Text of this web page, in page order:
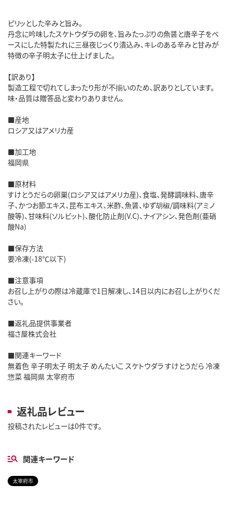
ピリッとした辛みと旨み。
丹念に吟味したスケトウダラの卵を、旨みたっぷりの魚醤と唐辛子をベ
ースにした特製たれに三昼夜じっくり漬込み、キレのある辛みと甘みが
特徴の辛子明太子に仕上げました。
【訳あり】
製造工程で切れてしまったり形が不揃いのため、訳ありとしています。
味・品質は贈答品と変わりありません。
■産地
ロシア又はアメリカ産
■加工地
福岡県
■原材料
すけとうだらの卵巣(ロシア又はアメリカ産)、食塩、発酵調味料、唐辛
子、かつお節エキス、昆布エキス、米酢、魚醤、ゆず胡椒/調味料(アミノ
酸等)、甘味料(ソルビット)、酸化防止剤(V.C)、ナイアシン、発色剤(亜硝
酸Na)
■保存方法
要冷凍(-18℃以下)
■注意事項
お召し上がりの際は冷蔵庫で1日解凍し、14日以内にお召し上がりくだ
さい。
■返礼品提供事業者
福さ屋株式会社
■関連キーワード
無着色 辛子明太子 明太子 めんたいこ スケトウダラ すけとうだら 冷凍
惣菜 福岡県 太宰府市
返礼品レビュー
投稿されたレビューは0件です。
関連キーワード
太宰府市